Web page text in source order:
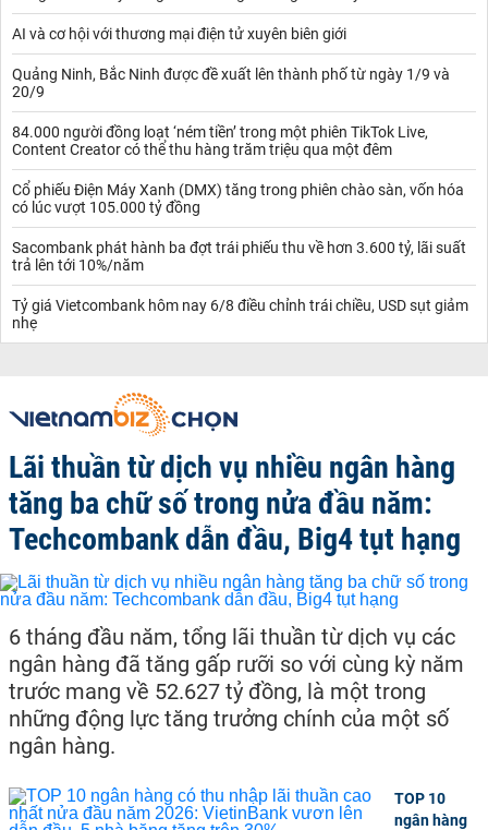
AI và cơ hội với thương mại điện tử xuyên biên giới
Quảng Ninh, Bắc Ninh được đề xuất lên thành phố từ ngày 1/9 và
20/9
84.000 người đồng loạt ‘ném tiền’ trong một phiên TikTok Live,
Content Creator có thể thu hàng trăm triệu qua một đêm
Cổ phiếu Điện Máy Xanh (DMX) tăng trong phiên chào sàn, vốn hóa
có lúc vượt 105.000 tỷ đồng
Sacombank phát hành ba đợt trái phiếu thu về hơn 3.600 tỷ, lãi suất
trả lên tới 10%/năm
Tỷ giá Vietcombank hôm nay 6/8 điều chỉnh trái chiều, USD sụt giảm
nhẹ
Lãi thuần từ dịch vụ nhiều ngân hàng
tăng ba chữ số trong nửa đầu năm:
Techcombank dẫn đầu, Big4 tụt hạng
6 tháng đầu năm, tổng lãi thuần từ dịch vụ các
ngân hàng đã tăng gấp rưỡi so với cùng kỳ năm
trước mang về 52.627 tỷ đồng, là một trong
những động lực tăng trưởng chính của một số
ngân hàng.
TOP 10
ngân hàng